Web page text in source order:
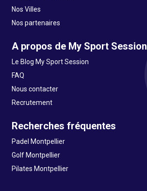
Nos Villes
Nos partenaires
A propos de My Sport Session
Le Blog My Sport Session
FAQ
Nous contacter
Recrutement
Recherches fréquentes
Padel Montpellier
Golf Montpellier
Pilates Montpellier